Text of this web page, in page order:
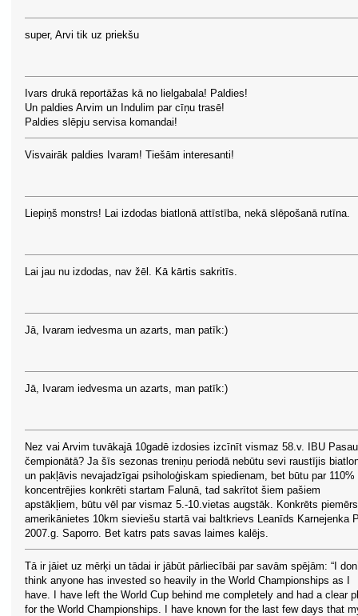
super, Arvi tik uz priekšu
Ivars drukā reportāžas kā no lielgabala! Paldies!
Un paldies Arvim un Indulim par cīņu trasē!
Paldies slēpju servisa komandai!
Visvairāk paldies Ivaram! Tiešām interesanti!
Liepiņš monstrs! Lai izdodas biatlonā attīstība, nekā slēpošanā rutīna.
Lai jau nu izdodas, nav žēl. Kā kārtis sakritīs.
Jā, Ivaram iedvesma un azarts, man patīk:)
Jā, Ivaram iedvesma un azarts, man patīk:)
Nez vai Arvim tuvākajā 10gadē izdosies izcīnīt vismaz 58.v. IBU
čempionātā? Ja šīs sezonas treniņu periodā nebūtu sevi raustījis
un pakļāvis nevajadzīgai psiholoģiskam spiedienam, bet būtu par 110%
koncentrējies konkrēti startam Falunā, tad sakrītot šiem pašiem
apstākļiem, būtu vēl par vismaz 5.-10.vietas augstāk. Konkrēts piemērs
amerikānietes 10km sieviešu startā vai baltkrievs Leanīds Karnejenka
2007.g. Saporro. Bet katrs pats savas laimes kalējs.
Tā ir jāiet uz mērķi un tādai ir jābūt pārliecībāi par savām spējām: “I
think anyone has invested so heavily in the World Championships as I
have. I have left the World Cup behind me completely and had a clear
for the World Championships. I have known for the last few days that